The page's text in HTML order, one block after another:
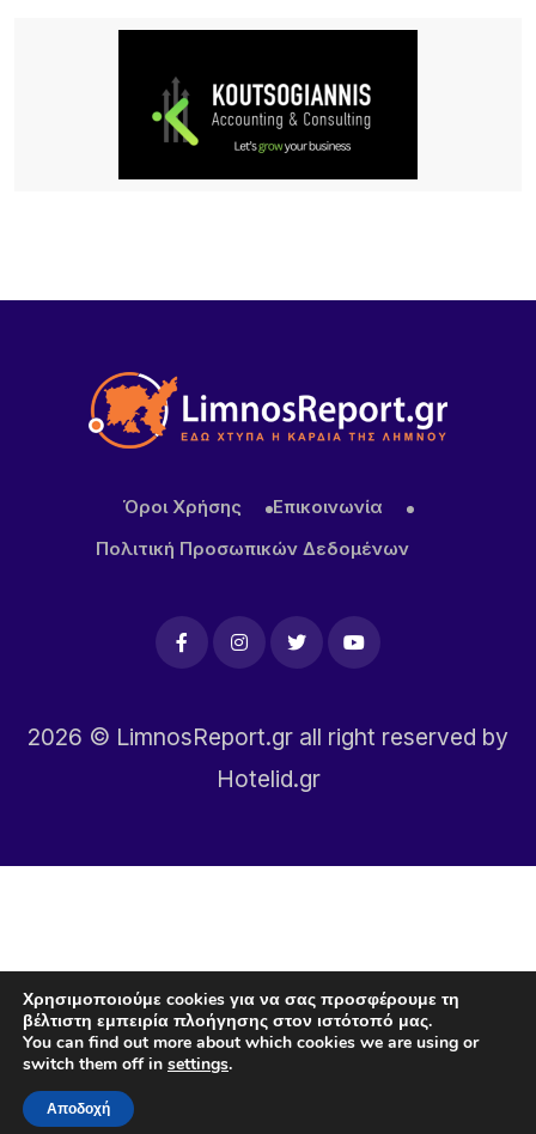
Λήμνος: Προγραμματισμένες διακοπές ρεύματος
8 ΏΡΕΣ ΠΡΙΝ
10 ΏΡΕΣ ΠΡΙΝ
Πρωτοφανές περιστατικό στον Μούδρο: Τρεις
Όροι Χρήσης
Επικοινωνία
Πολιτική Προσωπικών Δεδομένων
2026 © LimnosReport.gr all right reserved by
Hotelid.gr
Χρησιμοποιούμε cookies για να σας προσφέρουμε τη
βέλτιστη εμπειρία πλοήγησης στον ιστότοπό μας.
You can find out more about which cookies we are using or
switch them off in settings.
Αποδοχή